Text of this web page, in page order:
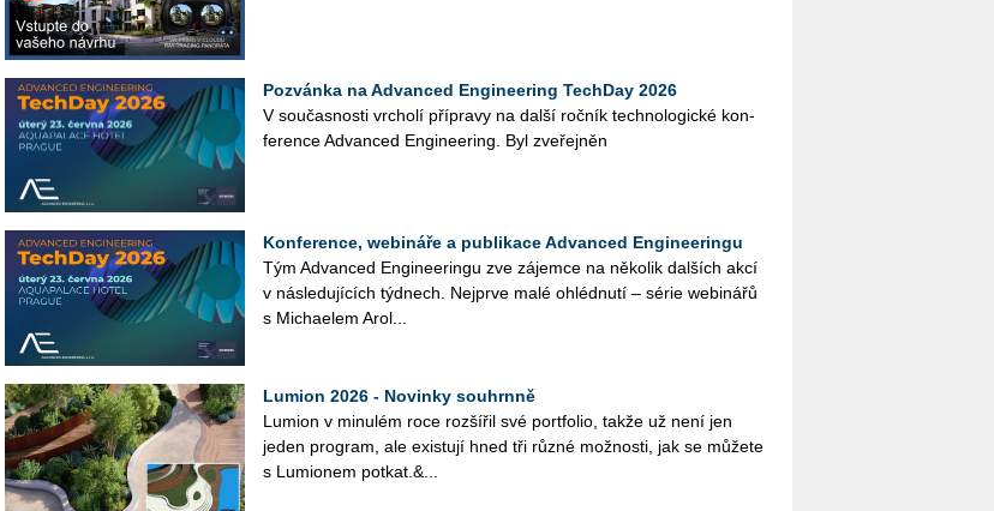
Pozvánka na Advanced Engineering TechDay 2026
V sou­čas­nos­ti vr­cho­lí pří­pra­vy na další roč­ník tech­no­lo­gic­ké kon­
fe­ren­ce Advan­ced En­gi­nee­ring. Byl zve­řej­něn
Konference, webináře a publikace Advanced Engineeringu
Tým Advan­ced En­gi­nee­rin­gu zve zá­jem­ce na ně­ko­lik dal­ších akcí
v ná­sle­du­jí­cích týd­nech. Nej­pr­ve malé ohléd­nu­tí – série webi­ná­řů
s Mi­cha­e­lem Arol...
Lumion 2026 - Novinky souhrnně
Lu­mi­on v mi­nu­lém roce roz­ší­řil své portfolio, takže už není jen
jeden pro­gram, ale exis­tu­jí hned tři různé mož­nos­ti, jak se mů­že­te
s Lu­mi­o­nem po­tkat.&...